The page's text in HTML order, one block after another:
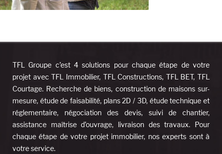
TFL Groupe c’est 4 solutions pour chaque étape de votre
projet avec TFL Immobilier, TFL Constructions, TFL BET, TFL
Courtage. Recherche de biens, construction de maisons sur-
mesure, étude de faisabilité, plans 2D / 3D, étude technique et
réglementaire, négociation des devis, suivi de chantier,
assistance maîtrise d’ouvrage, livraison des travaux. Pour
chaque étape de votre projet immobilier, nos experts sont à
votre service.